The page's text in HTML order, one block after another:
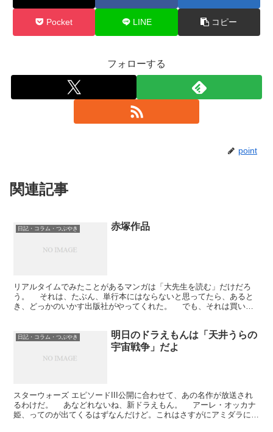
Pocket LINE コピー
フォローする
point
関連記事
日記・コラム・つぶやき 赤塚作品
リアルタイムでみたことがあるマンガは「大先生を読む」だけだろ
う。 それは、たぶん、単行本にはならないと思ってたら、あると
き、どっかのいかす出版社がやってくれた。 でも、それは買い逃
日記・コラム・つぶやき
明日のドラえもんは「天井うらの
宇宙戦争」だよ
スターウォーズ エピソードIII公開に合わせて、あの名作が放送され
るわけだ。 あなどれないね、新ドラえもん。 アーレ・オッカナ
姫、ってのが出てくるはずなんだけど。これはさすがにアミダラにひ